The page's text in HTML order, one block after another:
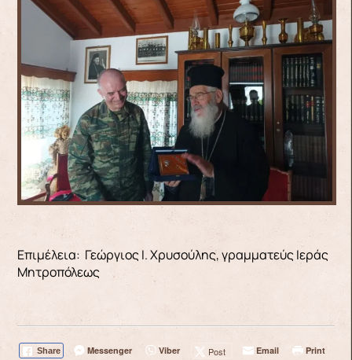
Επιμέλεια: Γεώργιος Ι. Χρυσούλης, γραμματεύς Ιεράς
Μητροπόλεως
Share Messenger Viber Post Email Print